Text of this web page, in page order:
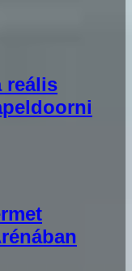
reális